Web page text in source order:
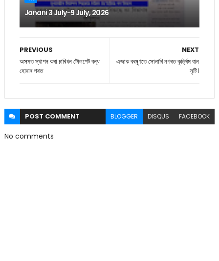
Janani 3 July-9 July, 2026
NEXT
এজাক বৰষুণতে সোনাৰি নগৰত কৃৰ্ত্ৰিম বান
সৃষ্টি।
PREVIOUS
অসমত স্থাপন কৰা চাৰিখন টোলগেট বন্ধ
হোৱাৰ পথত
POST COMMENT BLOGGER DISQUS FACEBOOK
No comments